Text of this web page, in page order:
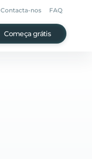
Contacta-nos FAQ
Começa grátis